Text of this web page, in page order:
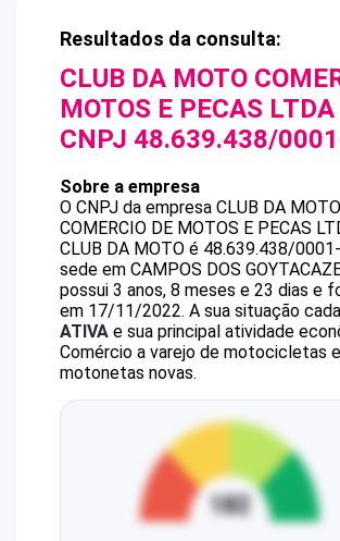
Resultados da consulta:
CLUB DA MOTO
MOTOS E PECAS
CNPJ 48.639.438/
Sobre a empresa
O CNPJ da empresa CLUB DA MOTO
COMERCIO DE MOTOS E PECAS
CLUB DA MOTO é 48.639.438/
sede em CAMPOS DOS
possui 3 anos, 8 meses e 23 dias e
em 17/11/2022. A sua situação
ATIVA e sua principal atividade
Comércio a varejo de motocicletas e
motonetas novas.